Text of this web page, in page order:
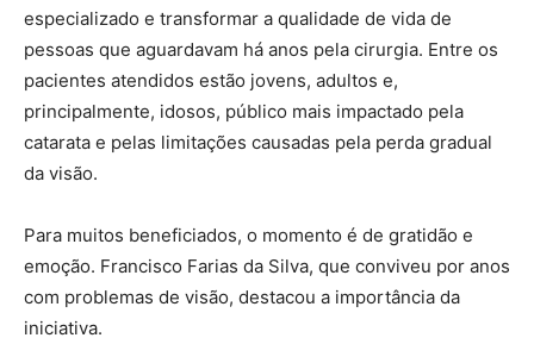
especializado e transformar a qualidade de vida de
pessoas que aguardavam há anos pela cirurgia. Entre os
pacientes atendidos estão jovens, adultos e,
principalmente, idosos, público mais impactado pela
catarata e pelas limitações causadas pela perda gradual
da visão.
Para muitos beneficiados, o momento é de gratidão e
emoção. Francisco Farias da Silva, que conviveu por anos
com problemas de visão, destacou a importância da
iniciativa.